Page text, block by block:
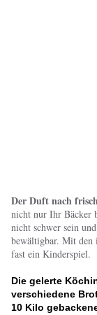
Der Duft nach
nicht nur Ihr Bäcker
nicht schwer sein
bewältigbar. Mit den
fast ein Kinderspiel.
Die gelerte
verschiedene
10 Kilo